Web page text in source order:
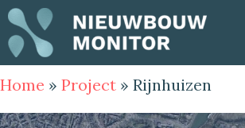
Home » Project » Rijnhuizen